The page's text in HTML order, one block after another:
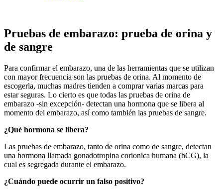
Pruebas de embarazo: prueba de orina y
de sangre
Para confirmar el embarazo, una de las herramientas que se utilizan
con mayor frecuencia son las pruebas de orina. Al momento de
escogerla, muchas madres tienden a comprar varias marcas para
estar seguras. Lo cierto es que todas las pruebas de orina de
embarazo -sin excepción- detectan una hormona que se libera al
momento del embarazo, así como también las pruebas de sangre.
¿Qué hormona se libera?
Las pruebas de embarazo, tanto de orina como de sangre, detectan
una hormona llamada gonadotropina corionica humana (hCG), la
cual es segregada durante el embarazo.
¿Cuándo puede ocurrir un falso positivo?